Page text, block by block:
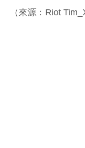
（來源：Riot